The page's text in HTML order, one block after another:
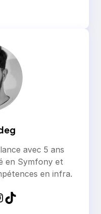
avec 5 ans
en Symfony et
en infra.
I
n